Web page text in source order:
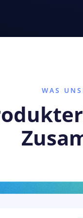
WAS